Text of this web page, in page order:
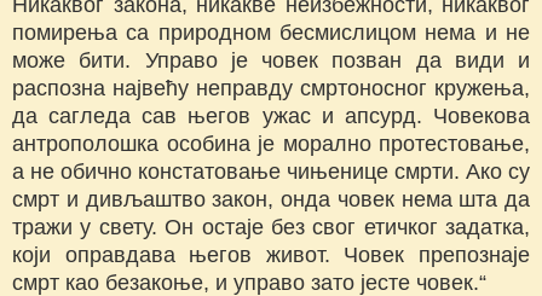
помирења са природном бесмислицом нема и не
може бити. Управо је човек позван да види и
распозна највећу неправду смртоносног кружења,
да сагледа сав његов ужас и апсурд. Човекова
антрополошка особина је морално протестовање,
а не обично констатовање чињенице смрти. Ако су
смрт и дивљаштво закон, онда човек нема шта да
тражи у свету. Он остаје без свог етичког задатка,
који оправдава његов живот. Човек препознаје
смрт као безакоње, и управо зато јесте човек.“